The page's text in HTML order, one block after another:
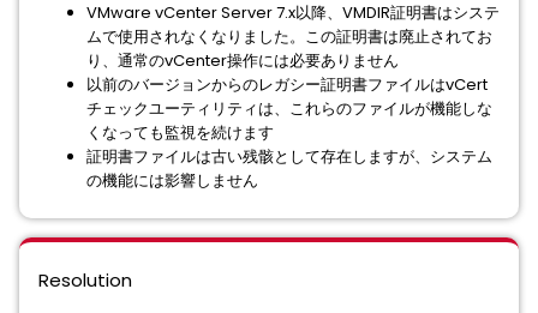
VMware vCenter Server 7.x以降、VMDIR証明書はシステ
ムで使用されなくなりました。この証明書は廃止されてお
り、通常のvCenter操作には必要ありません
以前のバージョンからのレガシー証明書ファイルはvCert
チェックユーティリティは、これらのファイルが機能しな
くなっても監視を続けます
証明書ファイルは古い残骸として存在しますが、システム
の機能には影響しません
Resolution